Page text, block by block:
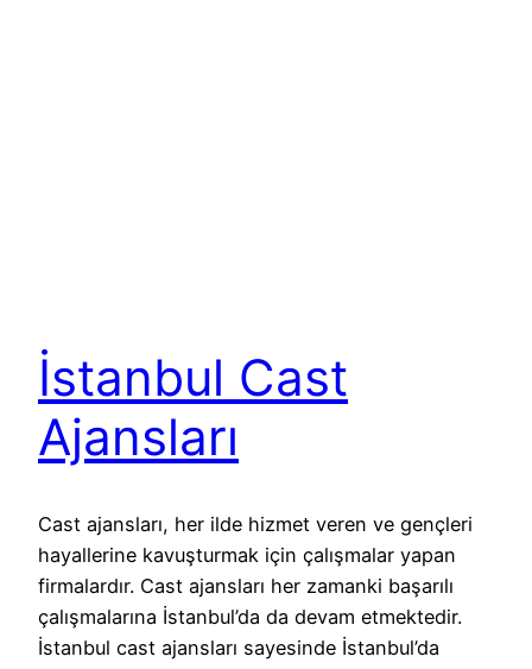
İstanbul Cast
Ajansları
Cast ajansları, her ilde hizmet veren ve gençleri
hayallerine kavuşturmak için çalışmalar yapan
firmalardır. Cast ajansları her zamanki başarılı
çalışmalarına İstanbul’da da devam etmektedir.
İstanbul cast ajansları sayesinde İstanbul’da